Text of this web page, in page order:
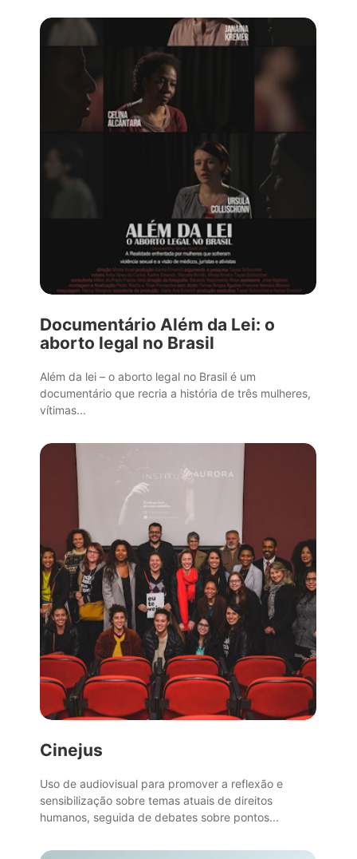
Documentário Além da Lei: o
aborto legal no Brasil
Além da lei – o aborto legal no Brasil é um
documentário que recria a história de três mulheres,
vítimas...
Cinejus
Uso de audiovisual para promover a reflexão e
sensibilização sobre temas atuais de direitos
humanos, seguida de debates sobre pontos...